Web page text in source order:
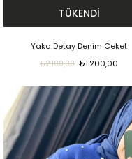
TÜKENDI
Yaka Detay Denim Ceket
₺1.200,00
₺2.100,00